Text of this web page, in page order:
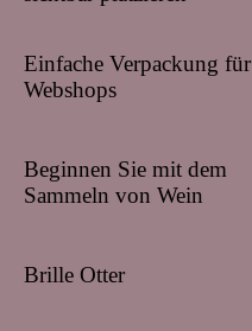
Einfache Verpackung für
Webshops
Beginnen Sie mit dem
Sammeln von Wein
Brille Otter